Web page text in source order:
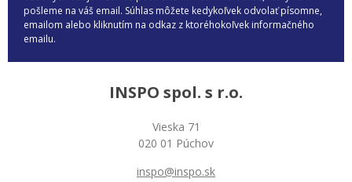
pošleme na váš email. Súhlas môžete kedykoľvek odvolať písomne,
emailom alebo kliknutím na odkaz z ktoréhokoľvek informačného
emailu.
INSPO spol. s r.o.
Vieska 71
020 01 Púchov
inspo@inspo.sk